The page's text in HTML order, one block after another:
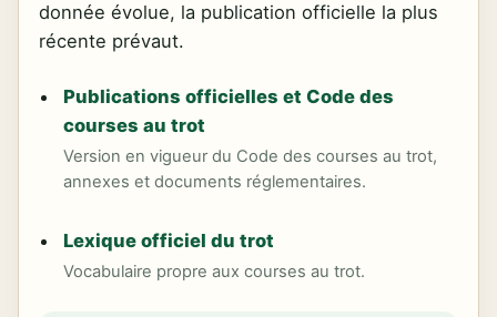
donnée évolue, la publication officielle la plus
récente prévaut.
Publications officielles et Code des
courses au trot
Version en vigueur du Code des courses au trot,
annexes et documents réglementaires.
Lexique officiel du trot
Vocabulaire propre aux courses au trot.